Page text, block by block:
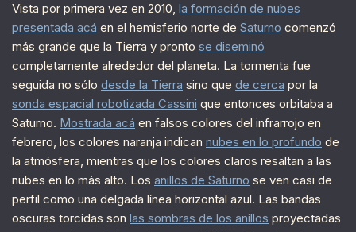
Vista por primera vez en 2010, la formación de nubes
presentada acá en el hemisferio norte de Saturno comenzó
más grande que la Tierra y pronto se diseminó
completamente alrededor del planeta. La tormenta fue
seguida no sólo desde la Tierra sino que de cerca por la
sonda espacial robotizada Cassini que entonces orbitaba a
Saturno. Mostrada acá en falsos colores del infrarrojo en
febrero, los colores naranja indican nubes en lo profundo de
la atmósfera, mientras que los colores claros resaltan a las
nubes en lo más alto. Los anillos de Saturno se ven casi de
perfil como una delgada línea horizontal azul. Las bandas
oscuras torcidas son las sombras de los anillos proyectadas